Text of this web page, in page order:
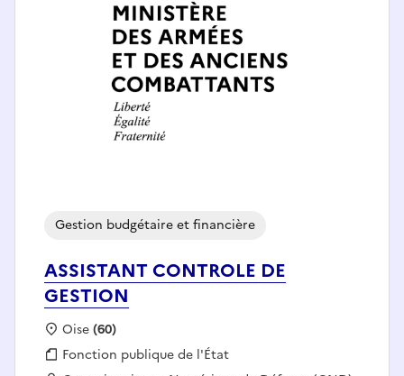
ASSISTANT CONTROLE DE
GESTION
Gestion budgétaire et financière
Localisation :
Oise(60)
Fonction publique :
Fonction publique de l'État